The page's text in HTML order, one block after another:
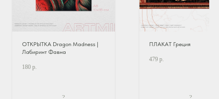
ОТКРЫТКА Dragon Madness |
Лабиринт Фавна
180 р.
?
ПЛАКАТ Греция
479 р.
?